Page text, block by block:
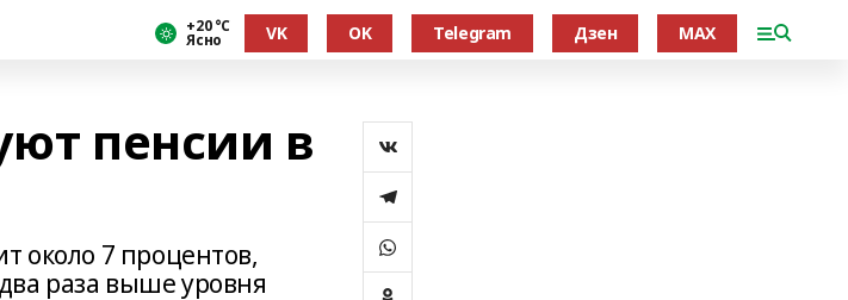
+20 °С
Ясно VK OK Telegram Дзен MAX
пенсии в
около 7 процентов,
раза выше уровня